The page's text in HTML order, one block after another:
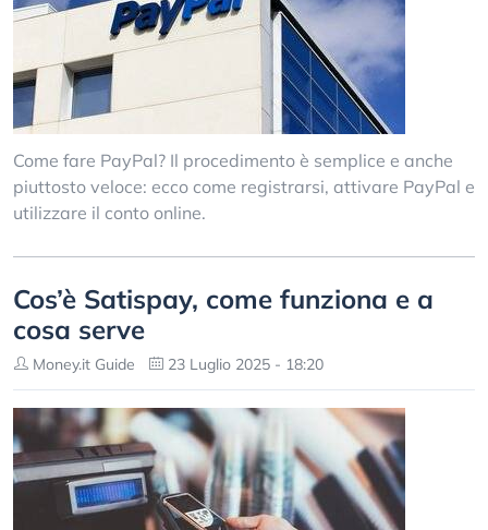
Come fare PayPal? Il procedimento è semplice e anche
piuttosto veloce: ecco come registrarsi, attivare PayPal e
utilizzare il conto online.
Cos’è Satispay, come funziona e a
cosa serve
Money.it Guide 23 Luglio 2025 - 18:20